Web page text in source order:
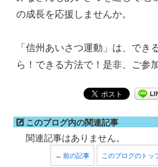
の成長を応援しませんか。
「信州あいさつ運動」は、でき
ら！できる方法で！是非、ご参
このブログ内の関連記事
関連記事はありません。
← 前の記事 このブログのトッ